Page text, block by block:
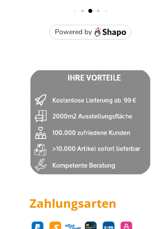
Zahlungsarten